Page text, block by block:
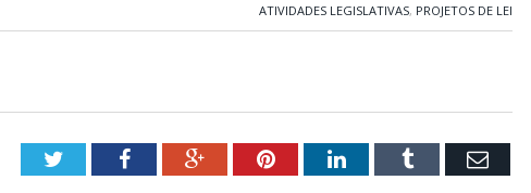
ATIVIDADES LEGISLATIVAS, PROJETOS DE LEI
TwitterFacebookGoogle+PinterestLinkedInTumblr Email